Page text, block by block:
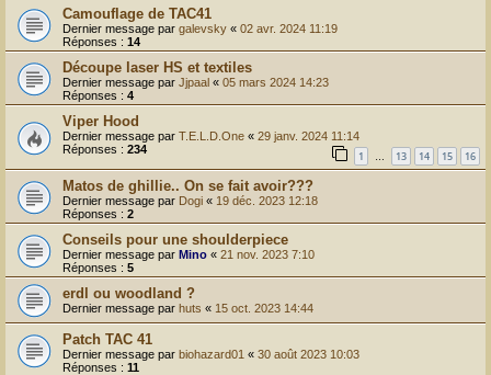
Camouflage de TAC41
Dernier message par galevsky « 02 avr. 2024 11:19
Réponses : 14
Découpe laser HS et textiles
Dernier message par Jjpaal « 05 mars 2024 14:23
Réponses : 4
Viper Hood
Dernier message par T.E.L.D.One « 29 janv. 2024 11:14
Réponses : 234 1 … 13 14 15 16
Matos de ghillie.. On se fait avoir???
Dernier message par Dogi « 19 déc. 2023 12:18
Réponses : 2
Conseils pour une shoulderpiece
Dernier message par Mino « 21 nov. 2023 7:10
Réponses : 5
erdl ou woodland ?
Dernier message par huts « 15 oct. 2023 14:44
Patch TAC 41
Dernier message par biohazard01 « 30 août 2023 10:03
Réponses : 11